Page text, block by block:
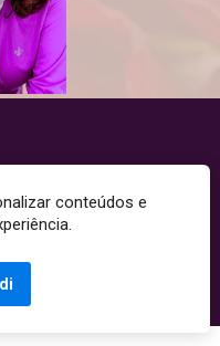
reservados. CNPJ:
| Políticas de Cookies
conteúdos e